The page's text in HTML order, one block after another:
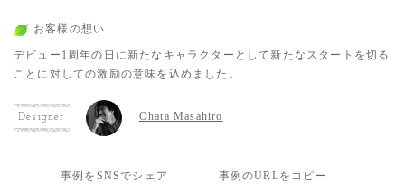
お客様の想い
デビュー1周年の日に新たなキャラクターとして新たなスタートを切る
ことに対しての激励の意味を込めました。
Designer Ohata Masahiro
事例をSNSでシェア 事例のURLをコピー